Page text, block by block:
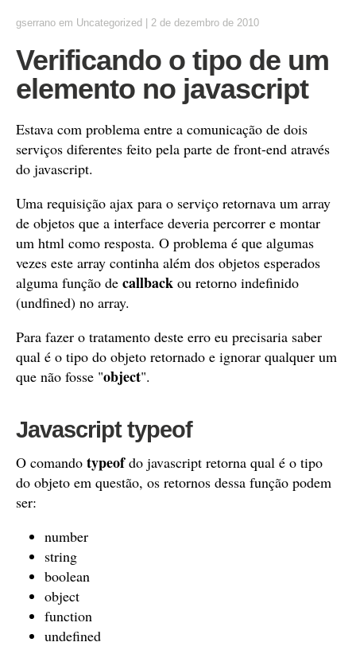
gserrano em Uncategorized 2 de dezembro de 2010
Verificando o tipo de um
elemento no javascript
Estava com problema entre a comunicação de dois
serviços diferentes feito pela parte de front-end através
do javascript.
Uma requisição ajax para o serviço retornava um array
de objetos que a interface deveria percorrer e montar
um html como resposta. O problema é que algumas
vezes este array continha além dos objetos esperados
alguma função de callback ou retorno indefinido
(undfined) no array.
Para fazer o tratamento deste erro eu precisaria saber
qual é o tipo do objeto retornado e ignorar qualquer um
que não fosse "object".
Javascript typeof
O comando typeofdo javascript retorna qual é o tipo
do objeto em questão, os retornos dessa função podem
ser:
number
string
boolean
object
function
undefined